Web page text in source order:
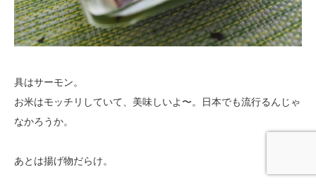
具はサーモン。
お米はモッチリしていて、美味しいよ〜。日本でも流行るんじゃ
なかろうか。
あとは揚げ物だらけ。